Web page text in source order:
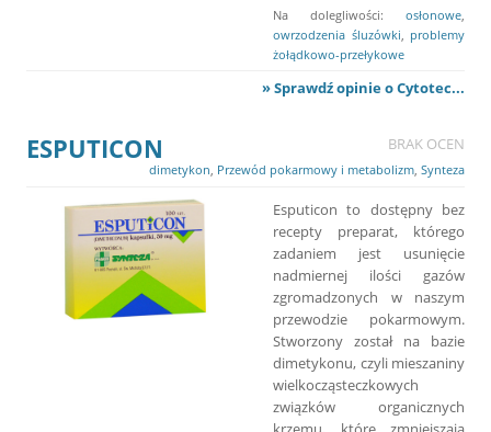
Na dolegliwości: osłonowe
owrzodzenia śluzówki
problemy
żołądkowo-przełykowe
» Sprawdź opinie o Cytotec...
ESPUTICON BRAK OCEN
dimetykon Przewód pokarmowy i metabolizm Synteza
Esputicon to dostępny bez
recepty preparat, którego
zadaniem jest usunięcie
nadmiernej ilości gazów
zgromadzonych w naszym
przewodzie pokarmowym.
Stworzony został na bazie
dimetykonu, czyli mieszaniny
wielkocząsteczkowych
związków organicznych